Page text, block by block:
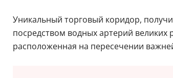
Уникальный торговый коридор,
посредством водных артерий великих
расположенная на пересечении